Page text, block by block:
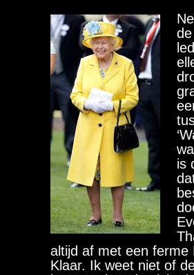
is
altijd af met een ferme
Klaar. Ik weet niet of